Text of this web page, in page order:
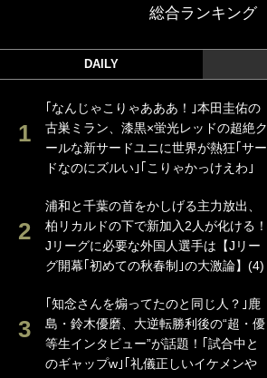
総合ランキング
DAILY
｢なんじゃこりゃあああ！｣本田圭佑の
古巣ミラン、漆黒×蛍光レッドの超絶ク
ールな新サードユニに世界が熱狂｢サー
ドなのにズルい｣｢こりゃかっけえわ｣
浦和と千葉の首をかしげる主力放出、
柏リカルドの下で新加入2人が化ける！
Jリーグに必要な外国人選手は【Jリー
グ開幕｢初めての秋春制｣の大激論】(4)
｢知念さんを煽ってたのと同じ人？｣鹿
島・鈴木優磨、大逆転勝利後の“超・優
等生インタビュー”が話題！｢試合中と
のギャップw｣｢礼儀正しいイケメンや